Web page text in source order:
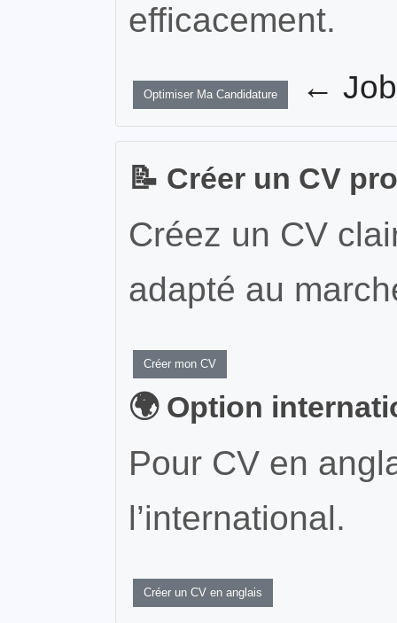
efficacement.
Optimiser Ma Candidature ←
📝 Créer un CV
Créez un CV
adapté au
Créer mon CV
🌍 Option
Pour CV en
l’international.
Créer un CV en anglais